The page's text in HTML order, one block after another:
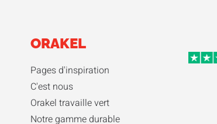
ORAKEL
Pages d'inspiration
C'est nous
Orakel travaille vert
Notre gamme durable